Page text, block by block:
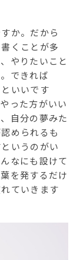
か。だから
くことが多
やりたいこと
できれば
いいです
った方がいい
自分の夢みた
められるも
いうのがい
なにも設けて
を発するだけ
ていきます